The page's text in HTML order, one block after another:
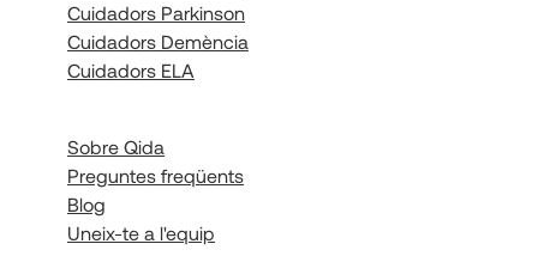
Cuidadors Parkinson
Cuidadors Demència
Cuidadors ELA
Sobre Qida
Preguntes freqüents
Blog
Uneix-te a l'equip